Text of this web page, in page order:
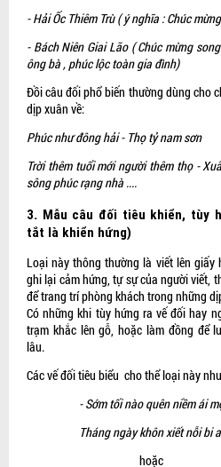
- Hải Ốc Thiêm Trù ( ý nghĩa : Chúc
- Bách Niên Giai Lão ( Chúc mừng
ông bà , phúc lộc toàn gia đình)
Đồi câu đối phổ biến thường dùng cho
dịp xuân về:
Phúc như đông hải - Thọ tỷ nam sơn
Trời thêm tuổi mới người thêm thọ -
sông phúc rạng nhà ....
3. Mẫu câu đối tiêu khiển, tùy
tắt là khiển hứng)
Loại này thông thường là viết lên giấy
ghi lại cảm hứng, tự sự của người viết,
để trang trí phòng khách trong những
Có những khi tùy hứng ra vế đối hay
trạm khắc lên gỗ, hoặc làm đồng để
lâu.
Các vế đối tiêu biểu cho thể loại này
- Sớm tối nào quên niềm ái
Tháng ngày khôn xiết nỗi bi
hoặc